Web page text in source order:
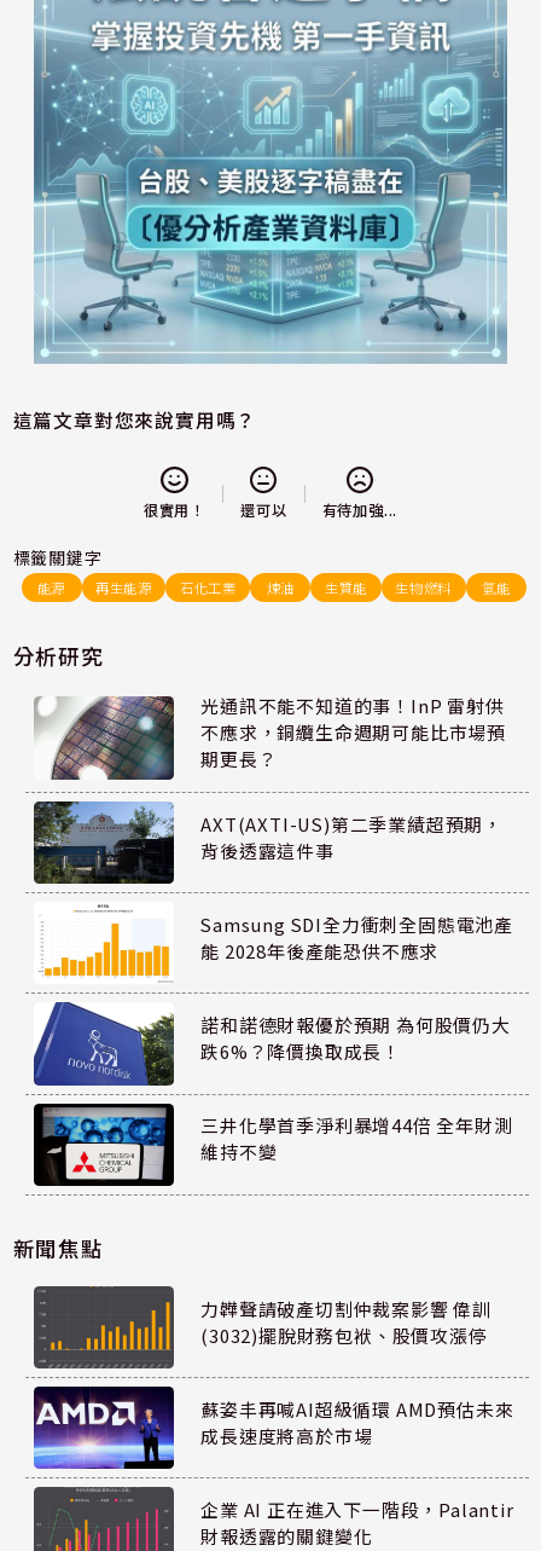
這篇文章對您來說實用嗎？
很實用！ 還可以 有待加強...
標籤關鍵字
能源 再生能源 石化工業 煉油 生質能 生物燃料 氫能
分析研究
光通訊不能不知道的事！InP 雷射供
不應求，銅纜生命週期可能比市場預
期更長？
AXT(AXTI-US)第二季業績超預期，
背後透露這件事
Samsung SDI全力衝刺全固態電池產
能 2028年後產能恐供不應求
諾和諾德財報優於預期 為何股價仍大
跌6%？降價換取成長！
三井化學首季淨利暴增44倍 全年財測
維持不變
新聞焦點
力韡聲請破產切割仲裁案影響 偉訓
(3032)擺脫財務包袱、股價攻漲停
蘇姿丰再喊AI超級循環 AMD預估未來
成長速度將高於市場
企業 AI 正在進入下一階段，Palantir
財報透露的關鍵變化